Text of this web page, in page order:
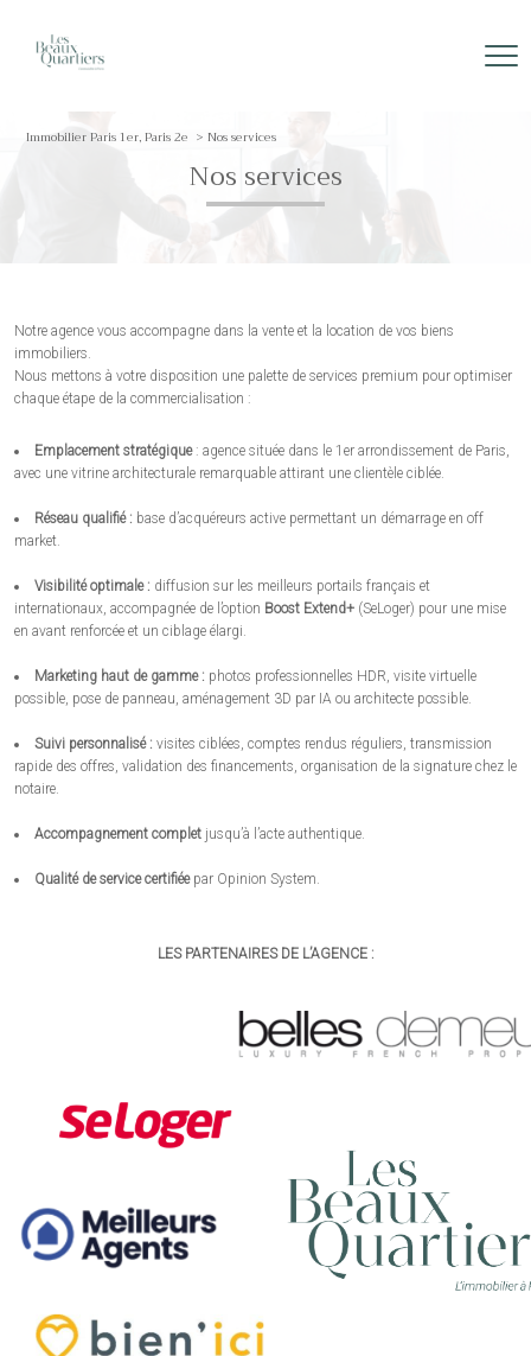
Immobilier Paris 1er, Paris 2e Nos services
Nos services
Notre agence vous accompagne dans la vente et la location de vos biens
immobiliers.
Nous mettons à votre disposition une palette de services premium pour optimiser
chaque étape de la commercialisation :
Emplacement stratégique : agence située dans le 1er arrondissement de Paris,
avec une vitrine architecturale remarquable attirant une clientèle ciblée.
Réseau qualifié : base d’acquéreurs active permettant un démarrage en off
market.
Visibilité optimale : diffusion sur les meilleurs portails français et
internationaux, accompagnée de l’option Boost Extend+ (SeLoger) pour une mise
en avant renforcée et un ciblage élargi.
Marketing haut de gamme : photos professionnelles HDR, visite virtuelle
possible, pose de panneau, aménagement 3D par IA ou architecte possible.
Suivi personnalisé : visites ciblées, comptes rendus réguliers, transmission
rapide des offres, validation des financements, organisation de la signature chez le
notaire.
Accompagnement complet jusqu’à l’acte authentique.
Qualité de service certifiée par Opinion System.
LES PARTENAIRES DE L’AGENCE :